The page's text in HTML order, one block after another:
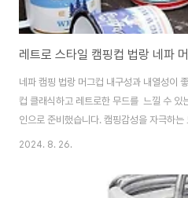
레트로 스타일 캠핑컵 법랑 네파
네파 캠핑 법랑 머그컵 내구성과 내열성이
컵 클래식하고 레트로한 무드를 느낄 수 있
인으로 준비했습니다. 캠핑감성을 자극하
은 스테인리스처럼 가볍고 녹슬지않아 다루
로 12cm 높이 7.8cm 무게 155g 용량
멜)https://smartstore.naver.com/
2024. 8. 26.